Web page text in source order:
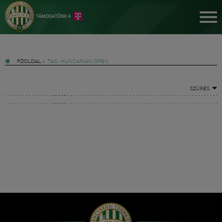
FŐOLDAL » TAG: HUNGARIAN OPEN
SZŰRÉS
Hírek